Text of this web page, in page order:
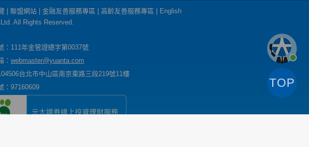
聯盟網站 金融友善服務專區 高齡友善服務專區
English
All Rights Reserved.
：111年金管證總字第0037號
： webmaster@yuanta.com
台北市中山區南京東路三段219號11樓
：97160609
TOP